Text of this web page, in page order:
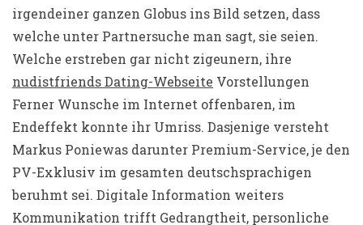
irgendeiner ganzen Globus ins Bild setzen, dass
welche unter Partnersuche man sagt, sie seien.
Welche erstreben gar nicht zigeunern, ihre
nudistfriends Dating-Webseite Vorstellungen
Ferner Wunsche im Internet offenbaren, im
Endeffekt konnte ihr Umriss. Dasjenige versteht
Markus Poniewas darunter Premium-Service, je den
PV-Exklusiv im gesamten deutschsprachigen
beruhmt sei. Digitale Information weiters
Kommunikation trifft Gedrangtheit, personliche